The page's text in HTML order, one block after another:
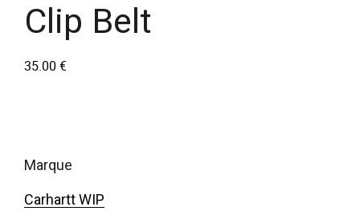
Clip Belt
35.00 €
marque
Carhartt WIP